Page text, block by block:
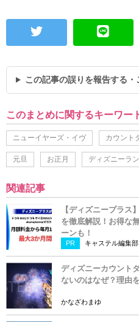
この記事の誤りを報告する・
このまとめに関するキーワー
ニューイヤーズ・イヴ カウント
元旦 お正月 ディズニーラ
関連記事
【ディズニープラス
を徹底解説！お得な
ーンも！
PR キャステル編集部
ディズニーカウント
ないのはなぜ？理由
かなざわまゆ